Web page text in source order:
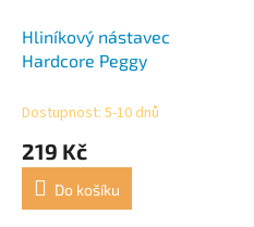
Hliníkový nástavec
Hardcore Peggy
Dostupnost: 5-10 dnů
219 Kč
Do košíku